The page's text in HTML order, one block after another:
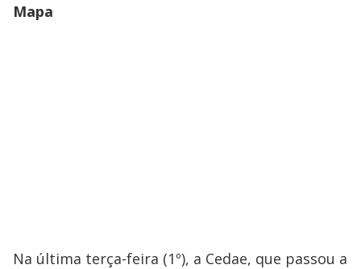
Mapa
Na última terça-feira (1º), a Cedae, que passou a